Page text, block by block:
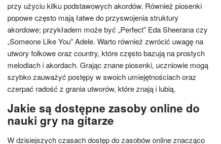
przy użyciu kilku podstawowych akordów. Również piosenki
popowe często mają łatwe do przyswojenia struktury
akordowe; przykładem może być „Perfect” Eda Sheerana czy
„Someone Like You” Adele. Warto również zwrócić uwagę na
utwory folkowe oraz country, które często bazują na prostych
melodiach i akordach. Grając znane piosenki, uczniowie mogą
szybko zauważyć postępy w swoich umiejętnościach oraz
czerpać radość z grania utworów, które znają i lubią.
Jakie są dostępne zasoby online do
nauki gry na gitarze
W dzisiejszych czasach dostęp do zasobów online znacząco